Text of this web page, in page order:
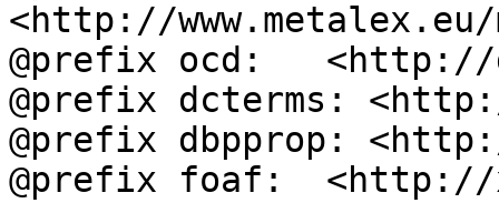
<http://
@prefix ocd:
@prefix dcterms:
@prefix dbpprop:
@prefix foaf:  <http://